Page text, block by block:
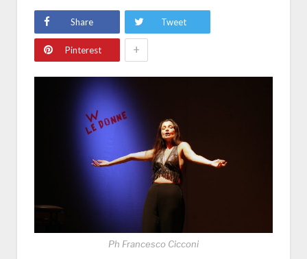
Share Tweet
Pinterest +
Ph Francesco Cicconi